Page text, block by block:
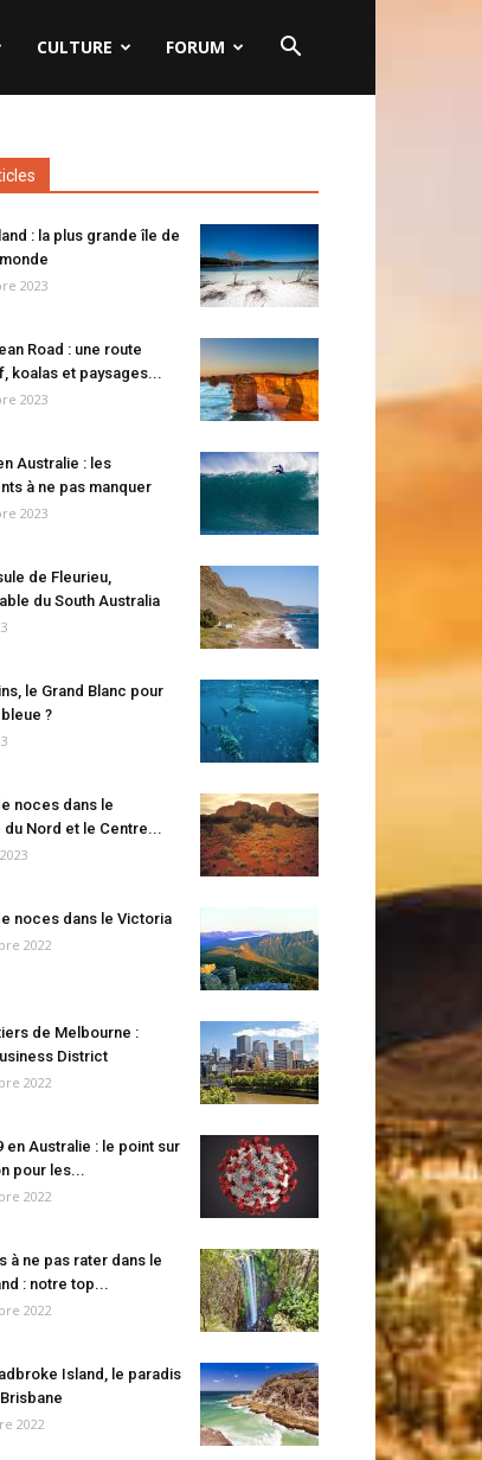
CULTURE FORUM
: la plus grande île de
2023
Road : une route
koalas et paysages...
2023
Australie : les
à ne pas manquer
2023
de Fleurieu,
du South Australia
le Grand Blanc pour
?
noces dans le
Nord et le Centre...
noces dans le Victoria
2022
de Melbourne :
District
2022
en Australie : le point sur
pour les...
2022
à ne pas rater dans le
: notre top...
2022
Island, le paradis
2022